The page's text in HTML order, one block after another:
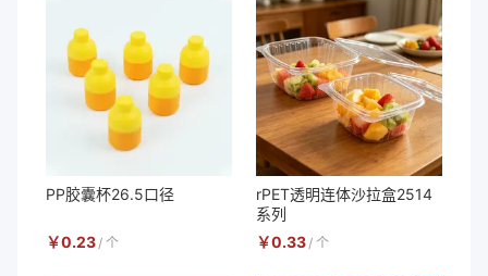
PP胶囊杯26.5口径
￥0.23/ 个
rPET透明连体沙拉盒2514
系列
￥0.33/ 个